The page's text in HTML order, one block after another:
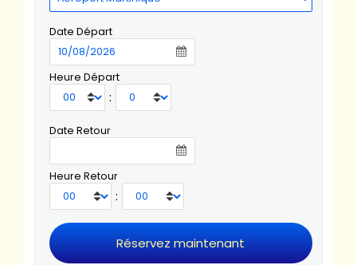
Date Départ
Heure Départ
:
Date Retour
Heure Retour
: